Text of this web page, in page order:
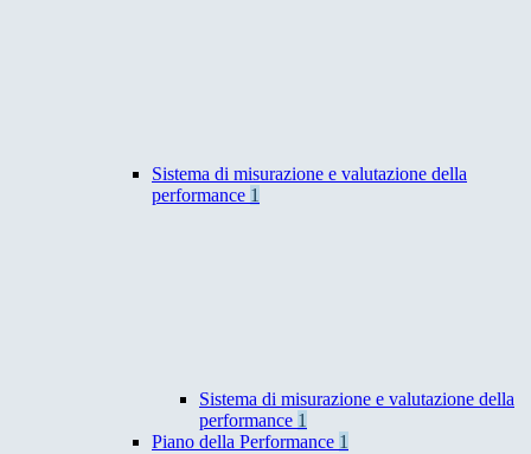
Sistema di misurazione e valutazione della
performance 1
Sistema di misurazione e valutazione della
performance 1
Piano della Performance 1